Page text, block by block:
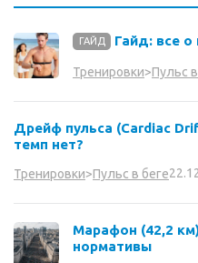
ГАЙД Гайд: все о
Тренировки>Пульс
Дрейф пульса (Cardiac
темп нет?
Тренировки>Пульс в беге
Марафон (42,2
нормативы